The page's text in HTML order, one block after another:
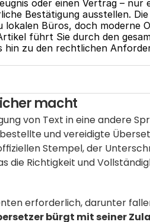
oder einen Vertrag – nur
Bestätigung ausstellen.
Büros, doch moderne
führt Sie durch den
hin zu den rechtlichen
macht
von Text in eine andere
und vereidigte
Stempel, der
die Richtigkeit und
erforderlich, darunter
bürgt mit seiner